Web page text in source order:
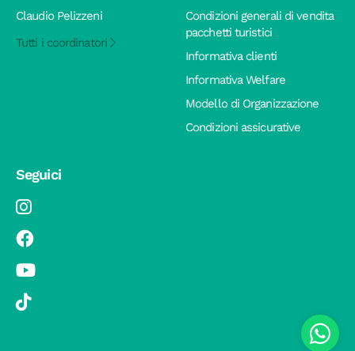
Claudio Pelizzeni
Tutti i coordinatori
Condizioni generali di vendita
pacchetti turistici
Informativa clienti
Informativa Welfare
Modello di Organizzazione
Condizioni assicurative
Seguici